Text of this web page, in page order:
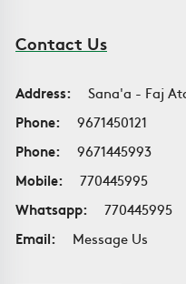
Contact Us
Address:
Sana'a - Faj
Phone:
9671450121
Phone:
9671445993
Mobile:
770445995
Whatsapp:
770445995
Email:
Message Us